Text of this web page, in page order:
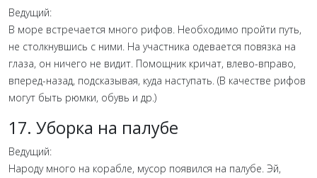
Ведущий:
В море встречается много рифов. Необходимо пройти путь,
не столкнувшись с ними. На участника одевается повязка на
глаза, он ничего не видит. Помощник кричат, влево-вправо,
вперед-назад, подсказывая, куда наступать. (В качестве рифов
могут быть рюмки, обувь и др.)
17. Уборка на палубе
Ведущий:
Народу много на корабле, мусор появился на палубе. Эй,